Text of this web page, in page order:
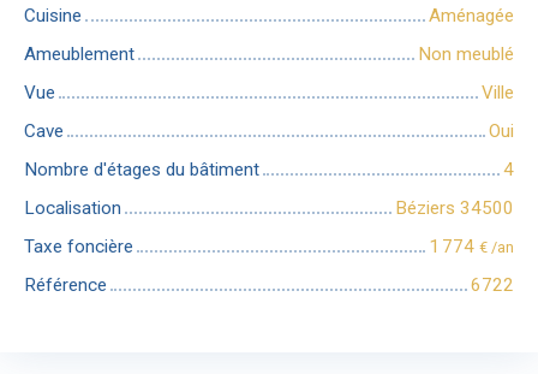
Cuisine
Aménagée
Ameublement
Non meublé
Vue
Ville
Cave
Oui
Nombre d'étages du bâtiment
4
Localisation
Béziers 34500
Taxe foncière
1 774 € /an
Référence 6722